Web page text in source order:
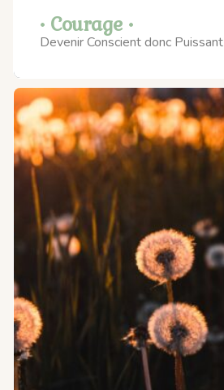
• Courage •
Devenir Conscient donc Puissant